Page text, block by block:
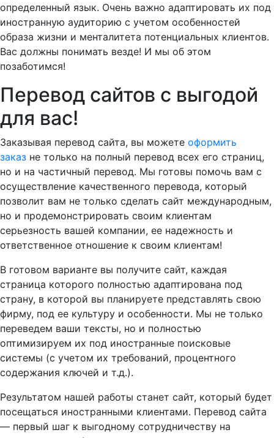
определенный язык. Очень важно адаптировать их под
иностранную аудиторию с учетом особенностей
образа жизни и менталитета потенциальных клиентов.
Вас должны понимать везде! И мы об этом
позаботимся!
Перевод сайтов с выгодой
для вас!
Заказывая перевод сайта, вы можете оформить
заказ не только на полный перевод всех его страниц,
но и на частичный перевод. Мы готовы помочь вам с
осуществление качественного перевода, который
позволит вам не только сделать сайт международным,
но и продемонстрировать своим клиентам
серьезность вашей компании, ее надежность и
ответственное отношение к своим клиентам!
В готовом варианте вы получите сайт, каждая
страница которого полностью адаптирована под
страну, в которой вы планируете представлять свою
фирму, под ее культуру и особенности. Мы не только
переведем ваши тексты, но и полностью
оптимизируем их под иностранные поисковые
системы (с учетом их требований, процентного
содержания ключей и т.д.).
Результатом нашей работы станет сайт, который будет
посещаться иностранными клиентами. Перевод сайта
— первый шаг к выгодному сотрудничеству на